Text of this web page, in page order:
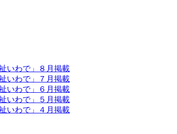
いわで」８月掲載
いわで」７月掲載
いわで」６月掲載
いわで」５月掲載
いわで」４月掲載